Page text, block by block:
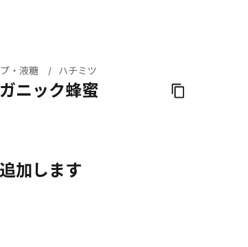
・液糖 ハチミツ
ニック蜂蜜
加します